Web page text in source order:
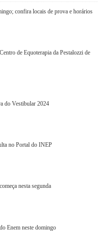
confira locais de prova e horários
de Equoterapia da Pestalozzi de
do Vestibular 2024
no Portal do INEP
nesta segunda
Enem neste domingo